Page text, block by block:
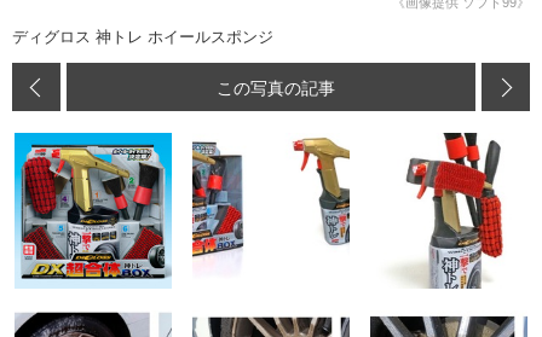
ディグロス 神トレ ホイールスポンジ
この写真の記事